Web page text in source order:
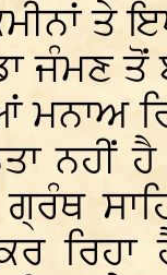
ਤੇ
ਜੰਮਣ ਤੋਂ
ਨਹੀਂ
ਰਿਹਾ